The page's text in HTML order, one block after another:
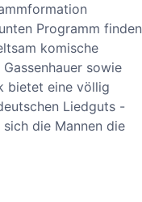
Programm finden
komische
sowie
bietet eine völlig
Liedguts -
die Mannen die